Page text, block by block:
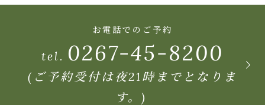
お電話でのご予約
tel. 0267-45-8200
(ご予約受付は夜21時までとなりま
す。)